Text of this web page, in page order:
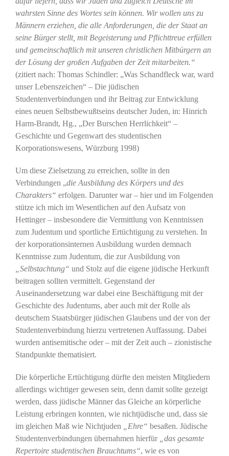
wahrsten Sinne des Wortes sein können. Wir wollen uns zu
Männern erziehen, die alle Anforderungen, die der Staat an
seine Bürger stellt, mit Begeisterung und Pflichttreue erfüllen
und gemeinschaftlich mit unseren christlichen Mitbürgern an
der Lösung der großen Aufgaben der Zeit mitarbeiten.“
(zitiert nach: Thomas Schindler: „Was Schandfleck war, ward
unser Lebenszeichen“ – Die jüdischen
Studentenverbindungen und ihr Beitrag zur Entwicklung
eines neuen Selbstbewußtseins deutscher Juden, in: Hinrich
Harm-Brandt, Hg., „Der Burschen Herrlichkeit“ –
Geschichte und Gegenwart des studentischen
Korporationswesens, Würzburg 1998)
Um diese Zielsetzung zu erreichen, sollte in den
Verbindungen „die Ausbildung des Körpers und des
Charakters“ erfolgen. Darunter war – hier und im Folgenden
stütze ich mich im Wesentlichen auf den Aufsatz von
Hettinger – insbesondere die Vermittlung von Kenntnissen
zum Judentum und sportliche Ertüchtigung zu verstehen. In
der korporationsinternen Ausbildung wurden demnach
Kenntnisse zum Judentum, die zur Ausbildung von
„Selbstachtung“ und Stolz auf die eigene jüdische Herkunft
beitragen sollten vermittelt. Gegenstand der
Auseinandersetzung war dabei eine Beschäftigung mit der
Geschichte des Judentums, aber auch mit der Rolle als
deutschem Staatsbürger jüdischen Glaubens und der von der
Studentenverbindung hierzu vertretenen Auffassung. Dabei
wurden antisemitische oder – mit der Zeit auch – zionistische
Standpunkte thematisiert.
Die körperliche Ertüchtigung dürfte den meisten Mitgliedern
allerdings wichtiger gewesen sein, denn damit sollte gezeigt
werden, dass jüdische Männer das Gleiche an körperliche
Leistung erbringen konnten, wie nichtjüdische und, dass sie
im gleichen Maß wie Nichtjuden „Ehre“ besaßen. Jüdische
Studentenverbindungen übernahmen hierfür „das gesamte
Repertoire studentischen Brauchtums“, wie es von